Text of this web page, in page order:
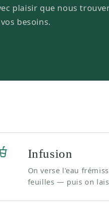
plaisir que nous
besoins.
Infusion
On verse l'eau
feuilles — puis on